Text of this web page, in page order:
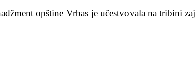
opštine Vrbas je učestvovala na tribini